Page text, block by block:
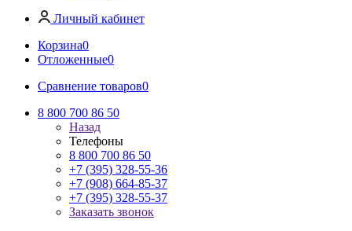
Личный кабинет
Корзина0
Отложенные0
Сравнение товаров0
8 800 700 86 50
Назад
Телефоны
8 800 700 86 50
+7 (395) 328-55-36
+7 (908) 664-85-37
+7 (395) 328-55-37
Заказать звонок